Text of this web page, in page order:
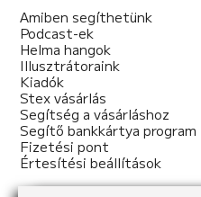
Amiben segíthetünk
Podcast-ek
Helma hangok
Illusztrátoraink
Kiadók
Stex vásárlás
Segítség a vásárláshoz
Segítő bankkártya program
Fizetési pont
Értesítési beállítások